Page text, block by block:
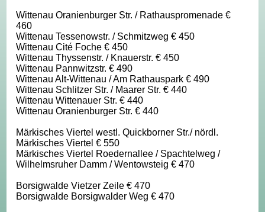
Wittenau Oranienburger Str. / Rathauspromenade €
460
Wittenau Tessenowstr. / Schmitzweg € 450
Wittenau Cité Foche € 450
Wittenau Thyssenstr. / Knauerstr. € 450
Wittenau Pannwitzstr. € 490
Wittenau Alt-Wittenau / Am Rathauspark € 490
Wittenau Schlitzer Str. / Maarer Str. € 440
Wittenau Wittenauer Str. € 440
Wittenau Oranienburger Str. € 440
Märkisches Viertel westl. Quickborner Str./ nördl.
Märkisches Viertel € 550
Märkisches Viertel Roedernallee / Spachtelweg /
Wilhelmsruher Damm / Wentowsteig € 470
Borsigwalde Vietzer Zeile € 470
Borsigwalde Borsigwalder Weg € 470